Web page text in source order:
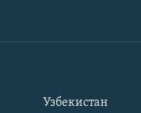
Узбекистан